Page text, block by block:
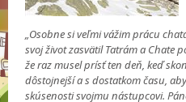
„Osobne si veľmi vážim prácu
svoj život zasvätil Tatrám a Chate
že raz musel prísť ten deň, keď
dôstojnejší a s dostatkom času,
skúsenosti svojmu nástupcovi.